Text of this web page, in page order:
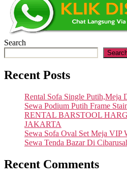
Search
Recent Posts
Rental Sofa Single Putih,Meja
Sewa Podium Putih Frame
RENTAL BARSTOOL
JAKARTA
Sewa Sofa Oval Set Meja VIP
Sewa Tenda Bazar Di
Recent Comments